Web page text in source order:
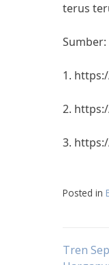
terus
Sumber:
1.
2.
3.
Posted in
Tren